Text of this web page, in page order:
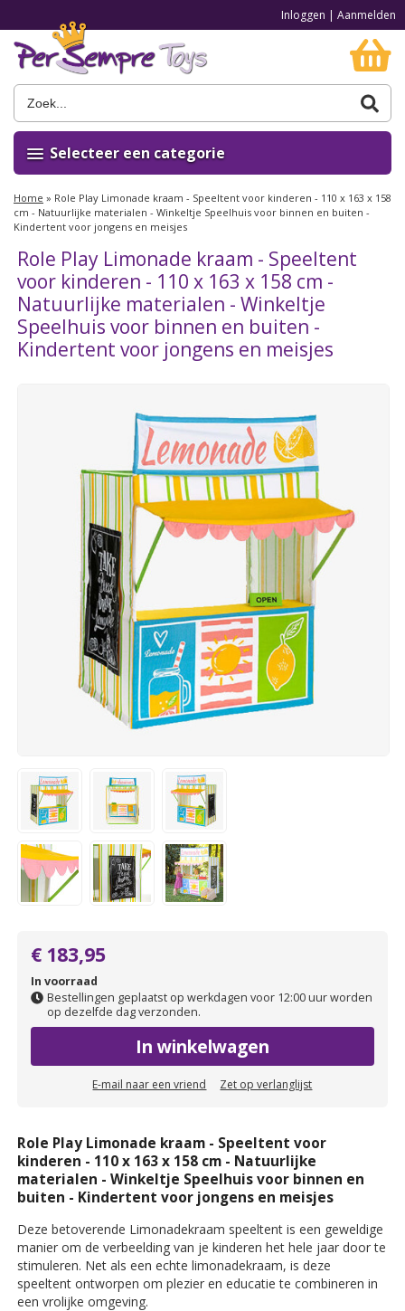
Inloggen | Aanmelden
Selecteer een categorie
Home » Role Play Limonade kraam - Speeltent voor kinderen - 110 x 163 x 158
cm - Natuurlijke materialen - Winkeltje Speelhuis voor binnen en buiten -
Kindertent voor jongens en meisjes
Role Play Limonade kraam - Speeltent
voor kinderen - 110 x 163 x 158 cm -
Natuurlijke materialen - Winkeltje
Speelhuis voor binnen en buiten -
Kindertent voor jongens en meisjes
€ 183,95
In voorraad
Bestellingen geplaatst op werkdagen voor 12:00 uur worden
op dezelfde dag verzonden.
In winkelwagen
E-mail naar een vriend Zet op verlanglijst
Role Play Limonade kraam - Speeltent voor
kinderen - 110 x 163 x 158 cm - Natuurlijke
materialen - Winkeltje Speelhuis voor binnen en
buiten - Kindertent voor jongens en meisjes
Deze betoverende Limonadekraam speeltent is een geweldige
manier om de verbeelding van je kinderen het hele jaar door te
stimuleren. Net als een echte limonadekraam, is deze
speeltent ontworpen om plezier en educatie te combineren in
een vrolijke omgeving.